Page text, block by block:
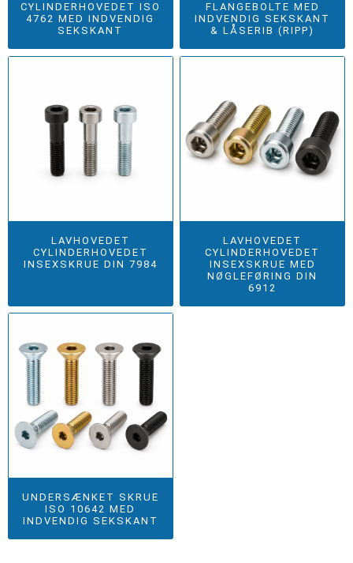
CYLINDERHOVEDET ISO
4762 MED INDVENDIG
SEKSKANT
FLANGEBOLTE MED
INDVENDIG SEKSKANT
& LÅSERIB (RIPP)
LAVHOVEDET
CYLINDERHOVEDET
INSEXSKRUE DIN 7984
LAVHOVEDET
CYLINDERHOVEDET
INSEXSKRUE MED
NØGLEFØRING DIN
6912
UNDERSÆNKET SKRUE
ISO 10642 MED
INDVENDIG SEKSKANT